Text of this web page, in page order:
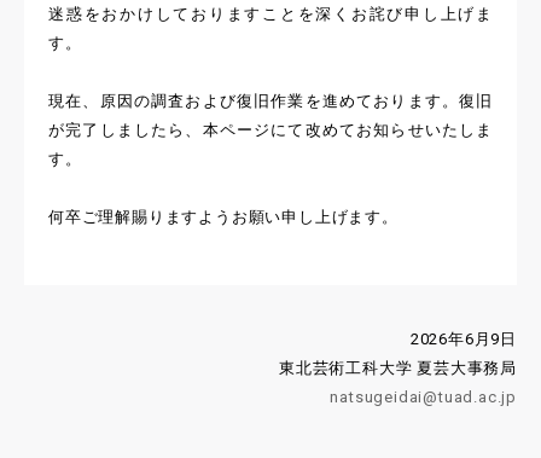
迷惑をおかけしておりますことを深くお詫び申し上げま
す。
現在、原因の調査および復旧作業を進めております。復旧
が完了しましたら、本ページにて改めてお知らせいたしま
す。
何卒ご理解賜りますようお願い申し上げます。
2026年6月9日
東北芸術工科大学 夏芸大事務局
natsugeidai@tuad.ac.jp